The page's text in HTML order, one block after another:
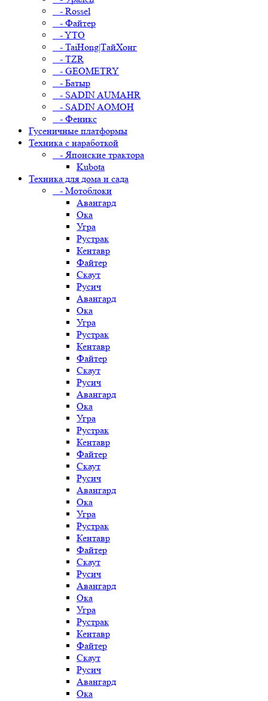
- Rossel
- Файтер
- YTO
- TaiHong|ТайХонг
- TZR
- GEOMETRY
- Батыр
- SADIN AUMAHR
- SADIN AOMOH
- Феникс
Гусеничные платформы
Техника с наработкой
- Японские трактора
Kubota
Техника для дома и сада
- Мотоблоки
Авангард
Ока
Угра
Рустрак
Кентавр
Файтер
Скаут
Русич
Авангард
Ока
Угра
Рустрак
Кентавр
Файтер
Скаут
Русич
Авангард
Ока
Угра
Рустрак
Кентавр
Файтер
Скаут
Русич
Авангард
Ока
Угра
Рустрак
Кентавр
Файтер
Скаут
Русич
Авангард
Ока
Угра
Рустрак
Кентавр
Файтер
Скаут
Русич
Авангард
Ока